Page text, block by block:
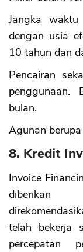
Jangka
dengan usia
10 tahun dan
Pencairan
bulan.
Agunan
8. Kredit
Invoice
telah bekerja
percepatan